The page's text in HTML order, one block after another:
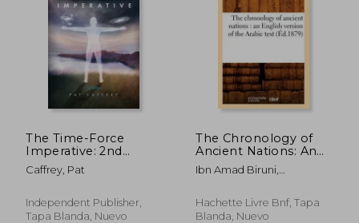
The Time-Force
Imperative: 2nd
Edition (en Inglés)
Caffrey, Pat
Independent Publisher,
Tapa Blanda, Nuevo
The Chronology of
Ancient Nations: An
English Version of the
Arabic Text (Éd.1879)
Ibn Amad Biruni,
Hachette Livre Bnf, Tapa
Blanda, Nuevo